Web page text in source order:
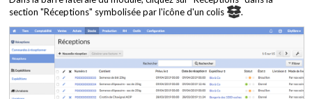
section "Réceptions" symbolisée par l'icône d'un colis
.